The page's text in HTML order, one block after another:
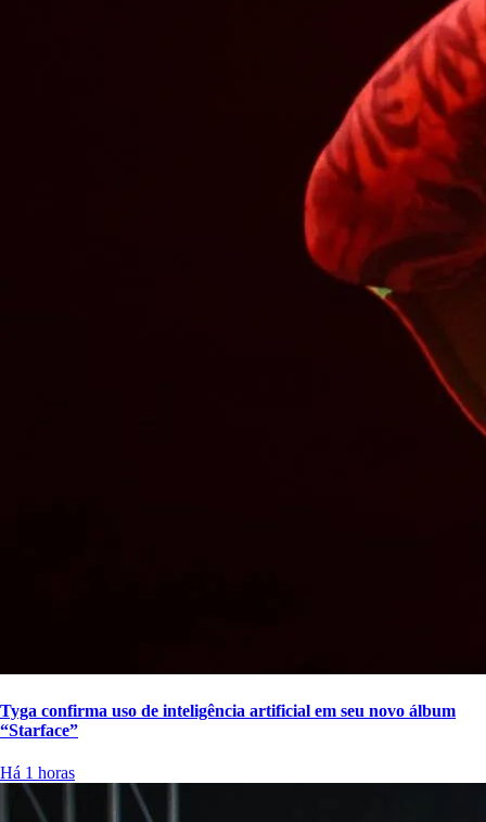
Tyga confirma uso de inteligência artificial em seu novo álbum
“Starface”
Há 1 horas